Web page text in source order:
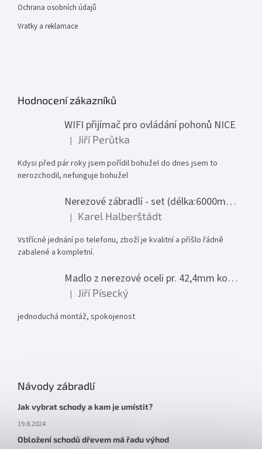
Ochrana osobních údajů
Vratky a reklamace
Hodnocení zákazníků
WIFI přijímač pro ovládání pohonů NICE
Hodnocení produktu je 1 z 5 hvězdiček.
| Jiří Perůtka
Kdysi před pár roky jsem pořídil bohužel do dnes jsem to
nerozchodil, nefunguje bohužel
Nerezové zábradlí - set (délka:6000mm x výška:1000mm)
Hodnocení produktu je 5 z 5 hvězdiček.
| Karel Halberštádt
Vstřícné jednání po telefonu, zboží je kvalitní a přišlo řádně
zabalené a kompletní.
Madlo z nerezové oceli pr. 42,4mm komplet - model 0116 - 3000mm
Hodnocení produktu je 5 z 5 hvězdiček.
| Jiří Písecký
jednoduchá montáž, spokojenost
Návody zábradlí
Jak vybrat schody a kam je umístit?
19.8.2024
Obložení schodů dřevem má řadu výhod